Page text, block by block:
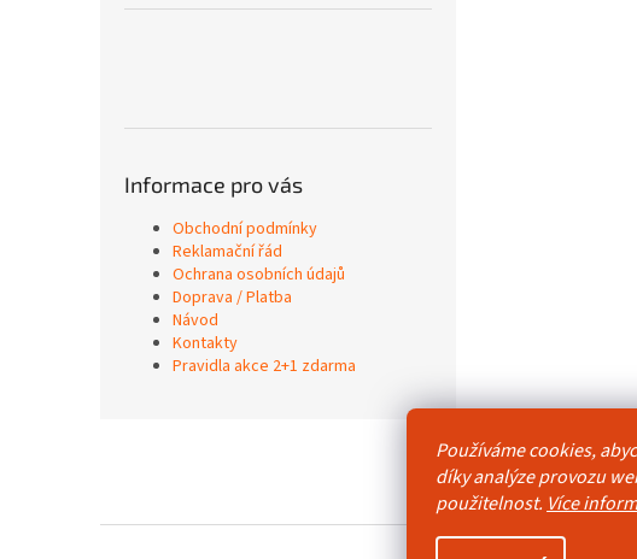
Používáme cookies,
díky analýze provozu
použitelnost. Více
Informace pro vás
Obchodní podmínky
Reklamační řád
Ochrana osobních údajů
Doprava / Platba
Návod
Kontakty
Pravidla akce 2+1 zdarma
Obchodní podmínky